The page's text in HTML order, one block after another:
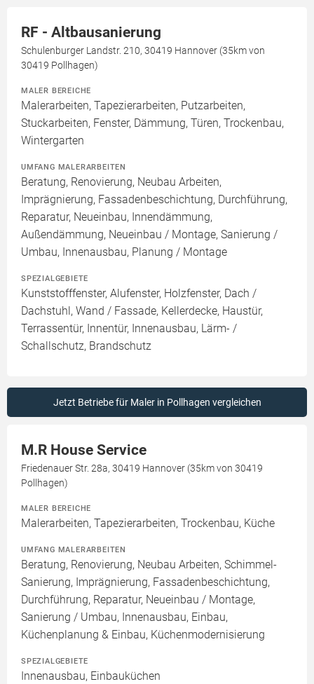
RF - Altbausanierung
Schulenburger Landstr. 210, 30419 Hannover (35km von
30419 Pollhagen)
MALER BEREICHE
Malerarbeiten, Tapezierarbeiten, Putzarbeiten,
Stuckarbeiten, Fenster, Dämmung, Türen, Trockenbau,
Wintergarten
UMFANG MALERARBEITEN
Beratung, Renovierung, Neubau Arbeiten,
Imprägnierung, Fassadenbeschichtung, Durchführung,
Reparatur, Neueinbau, Innendämmung,
Außendämmung, Neueinbau / Montage, Sanierung /
Umbau, Innenausbau, Planung / Montage
SPEZIALGEBIETE
Kunststofffenster, Alufenster, Holzfenster, Dach /
Dachstuhl, Wand / Fassade, Kellerdecke, Haustür,
Terrassentür, Innentür, Innenausbau, Lärm- /
Schallschutz, Brandschutz
Jetzt Betriebe für Maler in Pollhagen vergleichen
M.R House Service
Friedenauer Str. 28a, 30419 Hannover (35km von 30419
Pollhagen)
MALER BEREICHE
Malerarbeiten, Tapezierarbeiten, Trockenbau, Küche
UMFANG MALERARBEITEN
Beratung, Renovierung, Neubau Arbeiten, Schimmel-
Sanierung, Imprägnierung, Fassadenbeschichtung,
Durchführung, Reparatur, Neueinbau / Montage,
Sanierung / Umbau, Innenausbau, Einbau,
Küchenplanung & Einbau, Küchenmodernisierung
SPEZIALGEBIETE
Innenausbau, Einbauküchen